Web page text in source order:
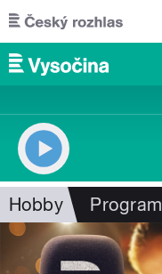
Přejít k hlavnímu obsahu
Hobby Program